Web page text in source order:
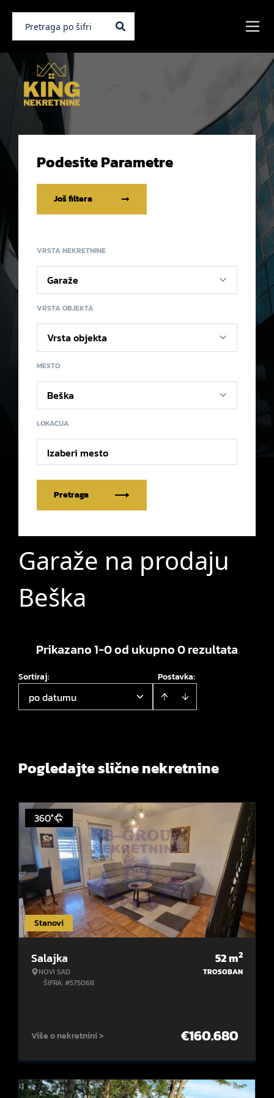
Podesite Parametre
Još filtera
VRSTA NEKRETNINE
VRSTA OBJEKTA
MESTO
LOKACIJA
Izaberi mesto
Pretraga
Garaže na prodaju
Beška
Prikazano 1-0 od ukupno 0 rezultata
Postavka:
Sortiraj:
po datumu
Pogledajte slične nekretnine
Stanovi
360°
Salajka
NOVI SAD
ŠIFRA: #575068
52m2
TROSOBAN
Više o nekretnini > €160.680